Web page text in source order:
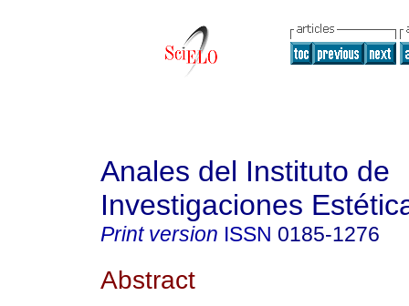
Anales del Instituto de
Investigaciones
Print version ISSN 0185-1276
Abstract